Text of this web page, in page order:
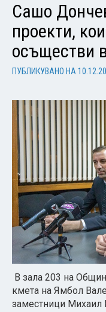
Сашо
проекти,
осъществи
ПУБЛИКУВАНО НА
В зала 203 на
кмета на Ямбол
заместници Михаил